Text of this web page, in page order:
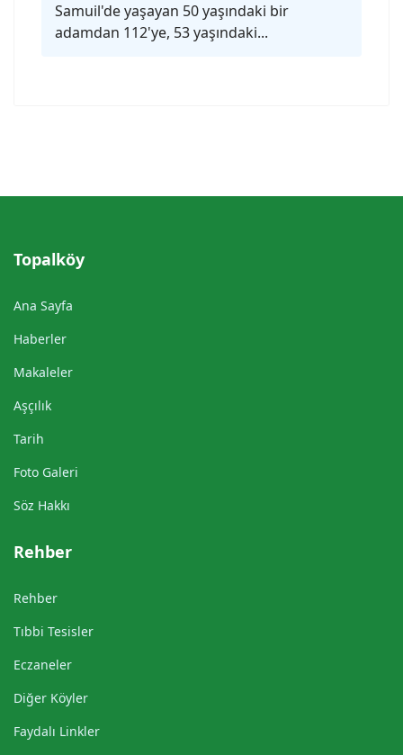
Samuil'de yaşayan 50 yaşındaki bir
adamdan 112'ye, 53 yaşındaki...
Topalköy
Ana Sayfa
Haberler
Makaleler
Aşçılık
Tarih
Foto Galeri
Söz Hakkı
Rehber
Rehber
Tıbbi Tesisler
Eczaneler
Diğer Köyler
Faydalı Linkler